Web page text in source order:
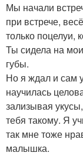
Мы начали
при встрече,
только поцелуи,
Ты сидела на
губы.
Но я ждал и сам
научилась
зализывая
тебя такому. Я
так мне тоже
малышка.